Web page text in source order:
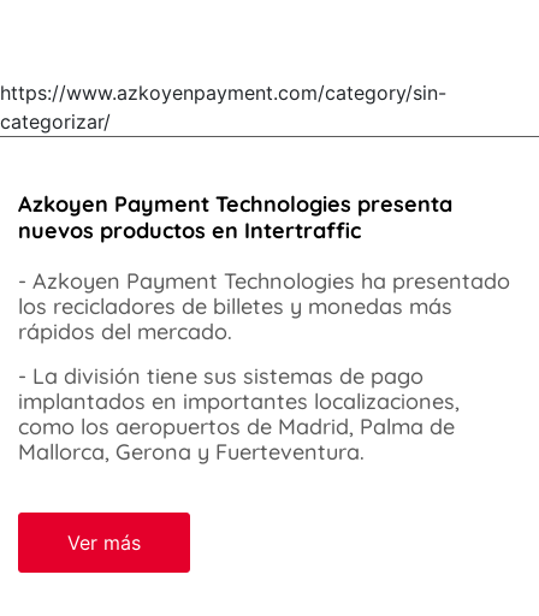
https://www.azkoyenpayment.com/category/sin-
categorizar/
Azkoyen Payment Technologies presenta
nuevos productos en Intertraffic
- Azkoyen Payment Technologies ha presentado
los recicladores de billetes y monedas más
rápidos del mercado.
- La división tiene sus sistemas de pago
implantados en importantes localizaciones,
como los aeropuertos de Madrid, Palma de
Mallorca, Gerona y Fuerteventura.
Ver más